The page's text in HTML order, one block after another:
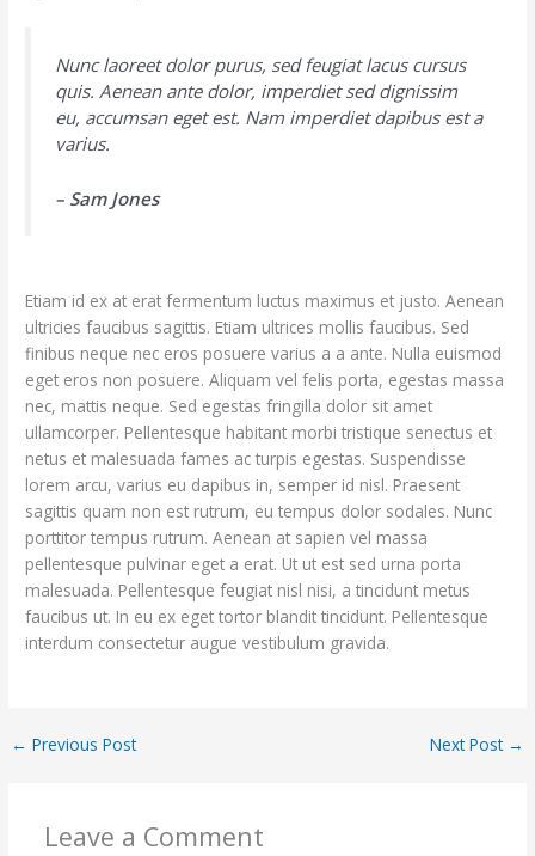
Nunc laoreet dolor purus, sed feugiat lacus cursus
quis. Aenean ante dolor, imperdiet sed dignissim
eu, accumsan eget est. Nam imperdiet dapibus est a
varius.
– Sam Jones
Etiam id ex at erat fermentum luctus maximus et justo. Aenean
ultricies faucibus sagittis. Etiam ultrices mollis faucibus. Sed
finibus neque nec eros posuere varius a a ante. Nulla euismod
eget eros non posuere. Aliquam vel felis porta, egestas massa
nec, mattis neque. Sed egestas fringilla dolor sit amet
ullamcorper. Pellentesque habitant morbi tristique senectus et
netus et malesuada fames ac turpis egestas. Suspendisse
lorem arcu, varius eu dapibus in, semper id nisl. Praesent
sagittis quam non est rutrum, eu tempus dolor sodales. Nunc
porttitor tempus rutrum. Aenean at sapien vel massa
pellentesque pulvinar eget a erat. Ut ut est sed urna porta
malesuada. Pellentesque feugiat nisl nisi, a tincidunt metus
faucibus ut. In eu ex eget tortor blandit tincidunt. Pellentesque
interdum consectetur augue vestibulum gravida.
← Previous Post Next Post →
Leave a Comment